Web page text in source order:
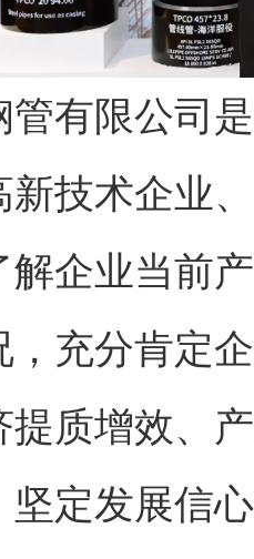
管有限公司
新技术企业
解企业当前
充分肯定
提质增效、
定发展信